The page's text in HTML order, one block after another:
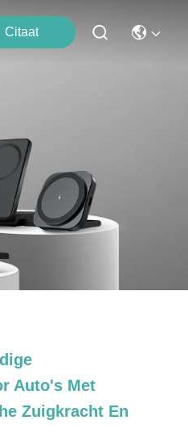
Citaat
Auto's Met
Zuigkracht En